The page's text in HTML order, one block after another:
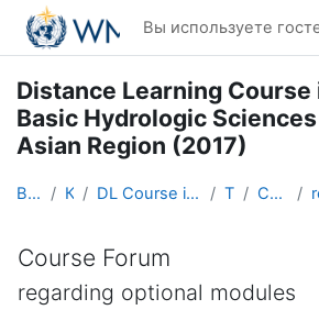
Перейти к основному содержанию
Вы используете
Distance Learning Course
Basic Hydrologic
Asian Region (2017)
В начало Курсы DL Course in Hydrology - Asia RA-II-2017 Topic 1 Course Forum
Course Forum
regarding optional modules